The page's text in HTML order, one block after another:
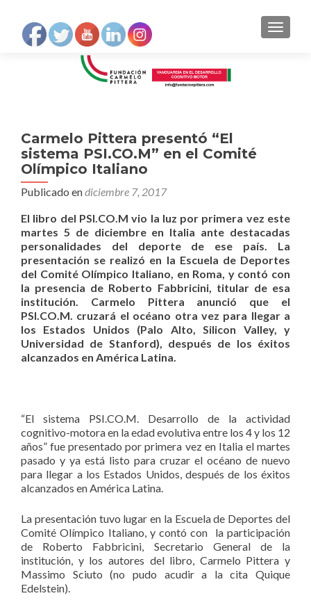
Carmelo Pittera presentó “El
sistema PSI.CO.M” en el Comité
Olímpico Italiano
Publicado endiciembre 7, 2017
El libro del PSI.CO.M vio la luz por primera vez este
martes 5 de diciembre en Italia ante destacadas
personalidades del deporte de ese país. La
presentación se realizó en la Escuela de Deportes
del Comité Olímpico Italiano, en Roma, y contó con
la presencia de Roberto Fabbricini, titular de esa
institución. Carmelo Pittera anunció que el
PSI.CO.M. cruzará el océano otra vez para llegar a
los Estados Unidos (Palo Alto, Silicon Valley, y
Universidad de Stanford), después de los éxitos
alcanzados en América Latina.
“El sistema PSI.CO.M. Desarrollo de la actividad
cognitivo-motora en la edad evolutiva entre los 4 y los 12
años” fue presentado por primera vez en Italia el martes
pasado y ya está listo para cruzar el océano de nuevo
para llegar a los Estados Unidos, después de los éxitos
alcanzados en América Latina.
La presentación tuvo lugar en la Escuela de Deportes del
Comité Olímpico Italiano, y contó con la participación
de Roberto Fabbricini, Secretario General de la
institución, y los autores del libro, Carmelo Pittera y
Massimo Sciuto (no pudo acudir a la cita Quique
Edelstein).